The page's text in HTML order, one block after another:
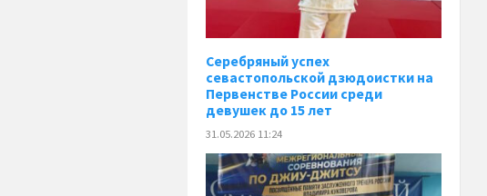
Серебряный успех
севастопольской дзюдоистки на
Первенстве России среди
девушек до 15 лет
31.05.2026 11:24